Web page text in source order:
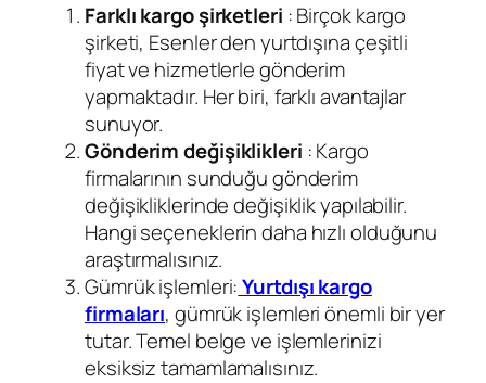
Farklı kargo şirketleri : Birçok kargo
şirketi, Esenler den yurtdışına çeşitli
fiyat ve hizmetlerle gönderim
yapmaktadır. Her biri, farklı avantajlar
sunuyor.
Gönderim değişiklikleri : Kargo
firmalarının sunduğu gönderim
değişikliklerinde değişiklik yapılabilir.
Hangi seçeneklerin daha hızlı olduğunu
araştırmalısınız.
Gümrük işlemleri:Yurtdışı kargo
firmaları, gümrük işlemleri önemli bir yer
tutar. Temel belge ve işlemlerinizi
eksiksiz tamamlamalısınız.